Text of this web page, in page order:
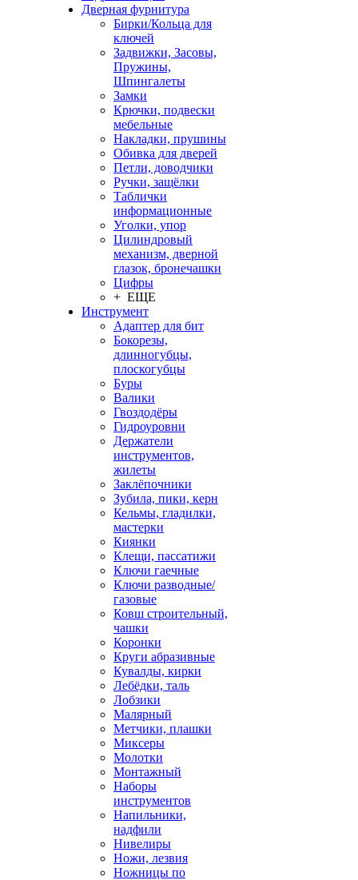
Дверная фурнитура
Бирки/Кольца для
ключей
Задвижки, Засовы,
Пружины,
Шпингалеты
Замки
Крючки, подвески
мебельные
Накладки, прушины
Обивка для дверей
Петли, доводчики
Ручки, защёлки
Таблички
информационные
Уголки, упор
Цилиндровый
механизм, дверной
глазок, бронечашки
Цифры
+ ЕЩЕ
Инструмент
Адаптер для бит
Бокорезы,
длинногубцы,
плоскогубцы
Буры
Валики
Гвоздодёры
Гидроуровни
Держатели
инструментов,
жилеты
Заклёпочники
Зубила, пики, керн
Кельмы, гладилки,
мастерки
Киянки
Клещи, пассатижи
Ключи гаечные
Ключи разводные/
газовые
Ковш строительный,
чашки
Коронки
Круги абразивные
Кувалды, кирки
Лебёдки, таль
Лобзики
Малярный
Метчики, плашки
Миксеры
Молотки
Монтажный
Наборы
инструментов
Напильники,
надфили
Нивелиры
Ножи, лезвия
Ножницы по